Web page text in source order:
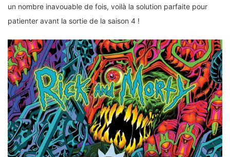
un nombre inavouable de fois, voilà la solution parfaite pour
patienter avant la sortie de la saison 4 !